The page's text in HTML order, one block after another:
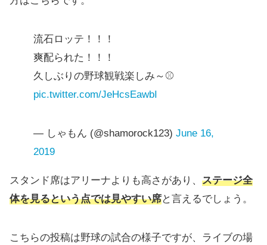
流石ロッテ！！！
爽配られた！！！
久しぶりの野球観戦楽しみ～⚾️
pic.twitter.com/JeHcsEawbI
— しゃもん (@shamorock123) June 16,
2019
スタンド席はアリーナよりも高さがあり、 ステージ全
体を見るという点では見やすい席と言えるでしょう。
こちらの投稿は野球の試合の様子ですが、ライブの場